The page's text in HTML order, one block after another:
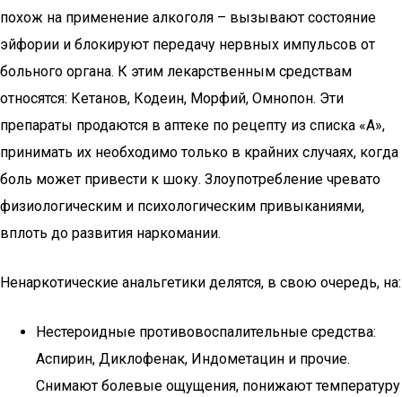
похож на применение алкоголя – вызывают состояние
эйфории и блокируют передачу нервных импульсов от
больного органа. К этим лекарственным средствам
относятся: Кетанов, Кодеин, Морфий, Омнопон. Эти
препараты продаются в аптеке по рецепту из списка «А»,
принимать их необходимо только в крайних случаях, когда
боль может привести к шоку. Злоупотребление чревато
физиологическим и психологическим привыканиями,
вплоть до развития наркомании.
Ненаркотические анальгетики делятся, в свою очередь, на:
Нестероидные противовоспалительные средства:
Аспирин, Диклофенак, Индометацин и прочие.
Снимают болевые ощущения, понижают температуру